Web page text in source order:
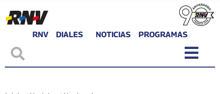
RNV DIALES NOTICIAS PROGRAMAS